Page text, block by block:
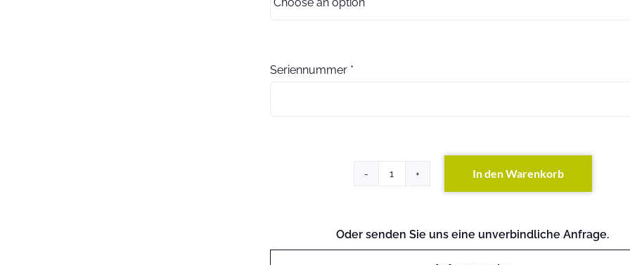
Seriennummer *
HP
Chassis
In den Warenkorb
Oder senden Sie uns eine unverbindliche Anfrage.